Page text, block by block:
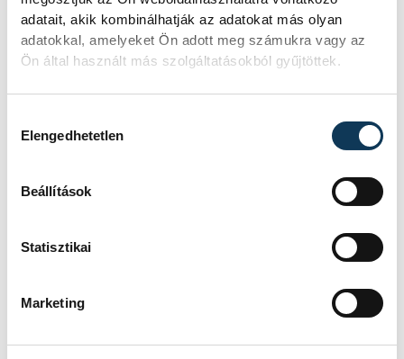
adatait, akik kombinálhatják az adatokat más olyan
adatokkal, amelyeket Ön adott meg számukra vagy az
Ön által használt más szolgáltatásokból gyűjtöttek.
Elengedhetetlen
Beállítások
Statisztikai
Marketing
vehir.hu
Tál
Dominik
Események
KORÁBBI ESEMÉNYEK BETÖLTÉSE
SOROZAT